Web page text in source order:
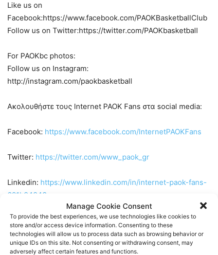
Manage Cookie Consent
To provide the best experiences, we use technologies like cookies to
store and/or access device information. Consenting to these
technologies will allow us to process data such as browsing behavior or
unique IDs on this site. Not consenting or withdrawing consent, may
adversely affect certain features and functions.
Like us on
Facebook:https://www.facebook.com/PAOKBasketballClub
Follow us on Twitter:https://twitter.com/PAOKbasketball
For PAOKbc photos:
Follow us on Instagram:
http://instagram.com/paokbasketball
Ακολουθήστε τους Internet PAOK Fans στα social media:
Facebook: https://www.facebook.com/InternetPAOKFans
Twitter: https://twitter.com/www_paok_gr
Linkedin: https://www.linkedin.com/in/internet-paok-fans-
601b24248
Instagram:https://www.instagram.com/internetpaokfans
#paok #paokfans #παοκ #thessaloniki